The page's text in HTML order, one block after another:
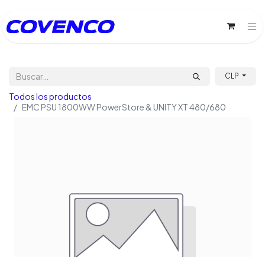
CLP
Todos los productos
EMC PSU 1800WW PowerStore & UNITY XT 480/680